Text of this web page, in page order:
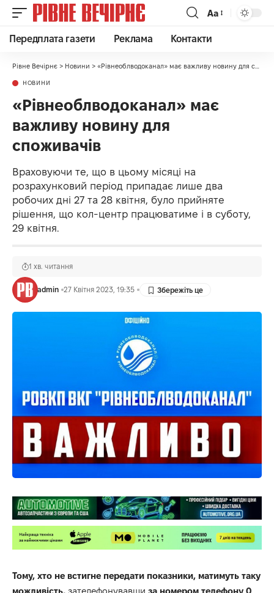
Аа
Передплата газети Реклама Контакти
Рівне Вечірнє > Новини > «Рівнеоблводоканал» має важливу новину для споживачів
НОВИНИ
«Рівнеоблводоканал» має
важливу новину для
споживачів
Враховуючи те, що в цьому місяці на
розрахунковий період припадає лише два
робочих дні 27 та 28 квітня, було прийняте
рішення, що кол-центр працюватиме і в суботу,
29 квітня.
admin 27 Квітня 2023, 19:35
1 хв. читання
Тому, хто не встигне передати показники, матимуть таку
можливість, зателефонувавши за номером телефону 0